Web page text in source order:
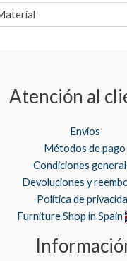
Atención al
Envíos
Métodos de pago
Condiciones
Devoluciones y
Política de
Furniture Shop in Spain